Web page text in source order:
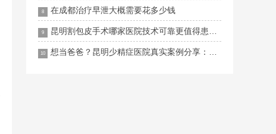
8 在成都治疗早泄大概需要花多少钱
9 昆明割包皮手术哪家医院技术可靠更值得患者信赖
10 想当爸爸？昆明少精症医院真实案例分享：从绝望到惊喜仅需一步